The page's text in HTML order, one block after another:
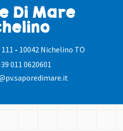
Di Mare
- 10042 Nichelino TO
011 0620601